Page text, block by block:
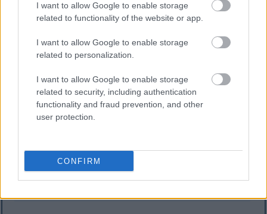
I want to allow Google to enable storage
related to functionality of the website or app.
I want to allow Google to enable storage
related to personalization.
I want to allow Google to enable storage
related to security, including authentication
functionality and fraud prevention, and other
user protection.
CONFIRM
つ石のトロルと対峙するフードをかぶった鎧を着た戦士
の、半現実的なファンタジー画像。.
画像をクリックまたはタップすると、詳細と高解像度が